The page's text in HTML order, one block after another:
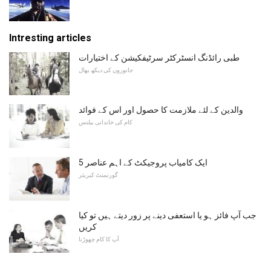
Intresting articles
طبی رائڈنگ انسٹرکٹر سرٹیفکیشن کے اختیارات
جانوروں کی دیکھ بھال
والدین کے لئے ملازمت کا حصول اور اس کے فوائد
کام کی خاندانی بیلنس
ایک کامیاب پروجیکٹ کے اہم عناصر 5
گورنمنٹ کیریئر
جب آپ فائز ہو یا استعفی دینے پر زور دیتے ہیں تو کیا
کریں
آپ کا کام چھوڑنا